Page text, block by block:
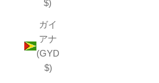
$)
ガイ
アナ
(GYD
$)